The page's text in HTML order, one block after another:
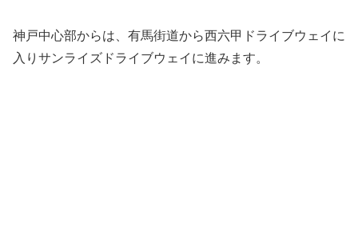
神戸中心部からは、有馬街道から西六甲ドライブウェイに
入りサンライズドライブウェイに進みます。